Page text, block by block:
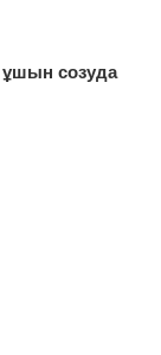
ұшын созуда